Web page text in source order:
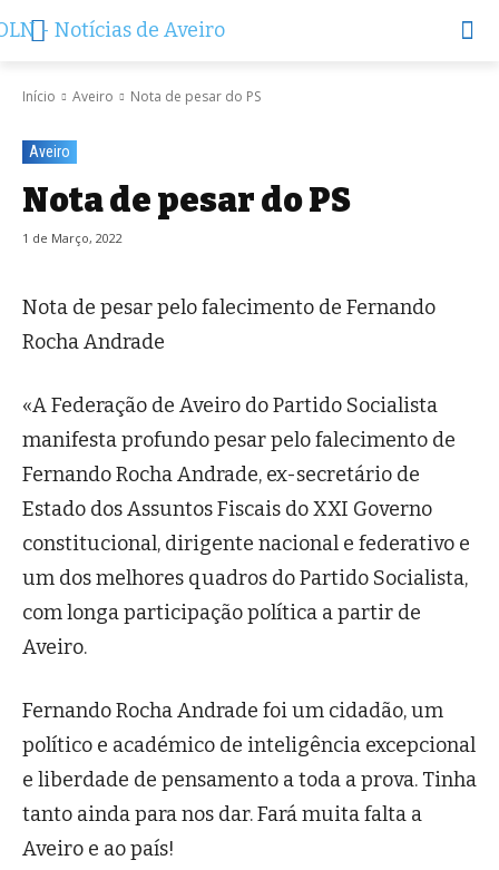
Início Aveiro Nota de pesar do PS
Aveiro
Nota de pesar do PS
1 de Março, 2022
Nota de pesar pelo falecimento de Fernando
Rocha Andrade
«A Federação de Aveiro do Partido Socialista
manifesta profundo pesar pelo falecimento de
Fernando Rocha Andrade, ex-secretário de
Estado dos Assuntos Fiscais do XXI Governo
constitucional, dirigente nacional e federativo e
um dos melhores quadros do Partido Socialista,
com longa participação política a partir de
Aveiro.
Fernando Rocha Andrade foi um cidadão, um
político e académico de inteligência excepcional
e liberdade de pensamento a toda a prova. Tinha
tanto ainda para nos dar. Fará muita falta a
Aveiro e ao país!